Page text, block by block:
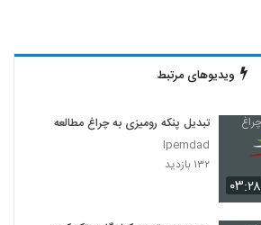
ویدیوهای مرتبط
۰۳:۲۸
تبدیل پنکه رومیزی به چراغ مطالعه
Ipemdad
۱۳۲ بازدید